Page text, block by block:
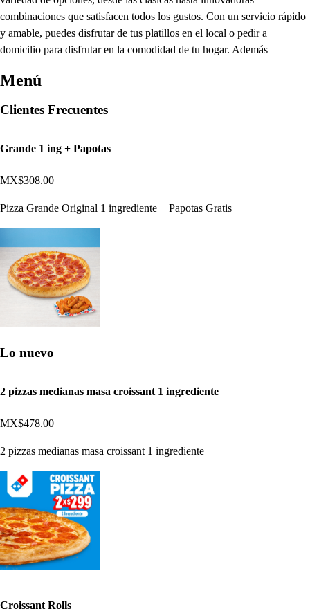
combinaciones que satisfacen todos los gustos. Con un servicio rápido
y amable, puedes disfrutar de tus platillos en el local o pedir a
domicilio para disfrutar en la comodidad de tu hogar. Además
Menú
Clientes Frecuentes
Grande 1 ing + Papotas
MX$308.00
Pizza Grande Original 1 ingrediente + Papotas Gratis
Lo nuevo
2 pizzas medianas masa croissant 1 ingrediente
MX$478.00
2 pizzas medianas masa croissant 1 ingrediente
Croissant Rolls